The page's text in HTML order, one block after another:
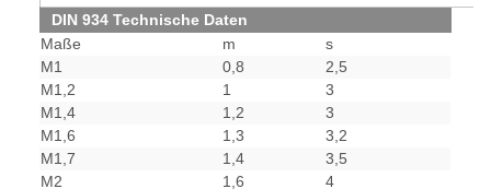
DIN 934 Technische Daten
Maße
m
s
M1
0,8
2,5
M1,2
1
3
M1,4
1,2
3
M1,6
1,3
3,2
M1,7
1,4
3,5
M2
1,6
4